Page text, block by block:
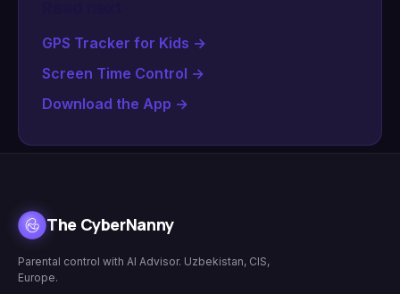
GPS Tracker for Kids →
Screen Time Control →
Download the App →
The CyberNanny
Parental control with AI Advisor. Uzbekistan, CIS,
Europe.